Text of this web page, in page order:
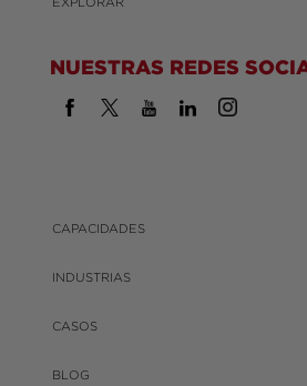
NUESTRAS REDES
CAPACIDADES
INDUSTRIAS
CASOS
BLOG